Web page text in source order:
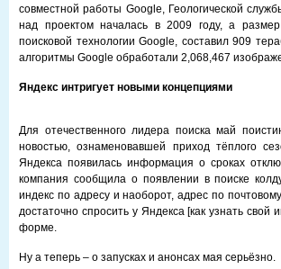
совместной работы Google, Геологической
над проектом началась в 2009 году, а
поисковой технологии Google, составил 909
алгоритмы Google обработали 2,068,467
Яндекс интригует новыми концепциями
Для отечественного лидера поиска май
новостью, ознаменовавшей приход тёплого
Яндекса появилась информация о сроках
компания сообщила о появлении в поиске
индекс по адресу и наоборот, адрес по
достаточно спросить у Яндекса [как узнать
форме.
Ну а теперь – о запусках и анонсах мая серьёзно.